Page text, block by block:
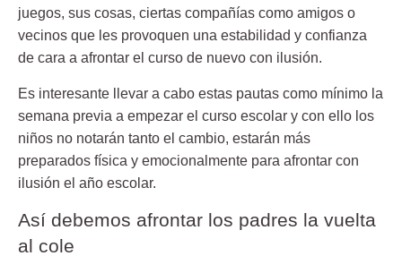
juegos, sus cosas, ciertas compañías como amigos o
vecinos que les provoquen una estabilidad y confianza
de cara a afrontar el curso de nuevo con ilusión.
Es interesante llevar a cabo estas pautas como mínimo la
semana previa a empezar el curso escolar y con ello los
niños no notarán tanto el cambio, estarán más
preparados física y emocionalmente para afrontar con
ilusión el año escolar.
Así debemos afrontar los padres la vuelta
al cole